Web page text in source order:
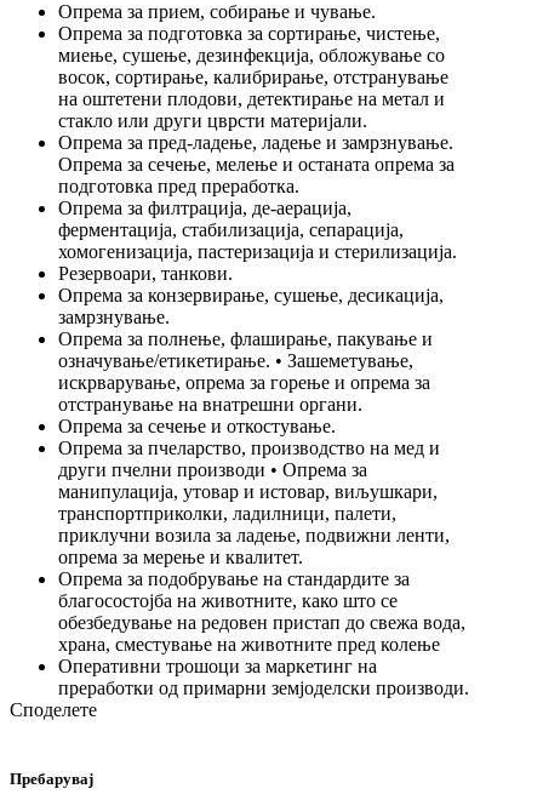
Опрема за прием, собирање и чување.
Опрема за подготовка за сортирање, чистење,
миење, сушење, дезинфекција, обложување со
восок, сортирање, калибрирање, отстранување
на оштетени плодови, детектирање на метал и
стакло или други цврсти материјали.
Опрема за пред-ладење, ладење и замрзнување.
Опрема за сечење, мелење и останата опрема за
подготовка пред преработка.
Опрема за филтрација, де-аерација,
ферментација, стабилизација, сепарација,
хомогенизација, пастеризација и стерилизација.
Резервоари, танкови.
Опрема за конзервирање, сушење, десикација,
замрзнување.
Опрема за полнење, флаширање, пакување и
означување/етикетирање. • Зашеметување,
искрварување, опрема за горење и опрема за
отстранување на внатрешни органи.
Опрема за сечење и откостување.
Опрема за пчеларство, производство на мед и
други пчелни производи • Опрема за
манипулација, утовар и истовар, виљушкари,
транспортприколки, ладилници, палети,
приклучни возила за ладење, подвижни ленти,
опрема за мерење и квалитет.
Опрема за подобрување на стандардите за
благосостојба на животните, како што се
обезбедување на редовен пристап до свежа вода,
храна, сместување на животните пред колење
Оперативни трошоци за маркетинг на
преработки од примарни земјоделски производи.
Споделете
Пребарувај